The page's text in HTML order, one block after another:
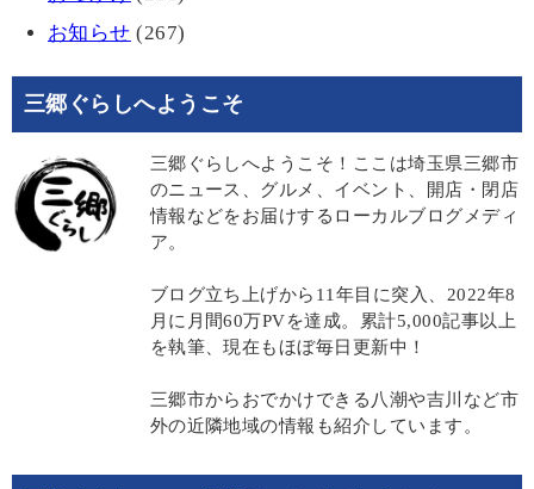
お知らせ (267)
三郷ぐらしへようこそ
三郷ぐらしへようこそ！ここは埼玉県三郷市
のニュース、グルメ、イベント、開店・閉店
情報などをお届けするローカルブログメディ
ア。
ブログ立ち上げから11年目に突入、2022年8
月に月間60万PVを達成。累計5,000記事以上
を執筆、現在もほぼ毎日更新中！
三郷市からおでかけできる八潮や吉川など市
外の近隣地域の情報も紹介しています。